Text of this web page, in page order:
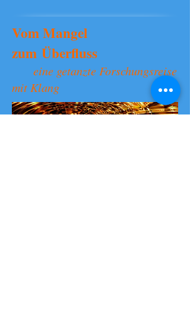
Vom Mangel
zum Überfluss
eine getanzte Forschungsreise
mit Klang